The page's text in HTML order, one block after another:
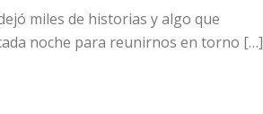
miles de historias y algo que
noche para reunirnos en torno […]